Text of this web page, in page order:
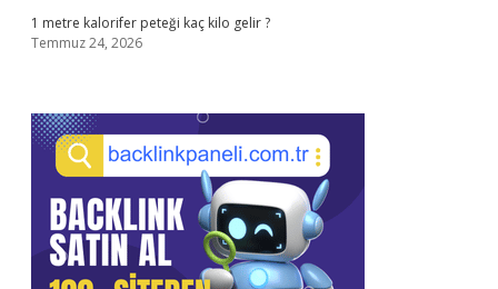
1 metre kalorifer peteği kaç kilo gelir ?
Temmuz 24, 2026